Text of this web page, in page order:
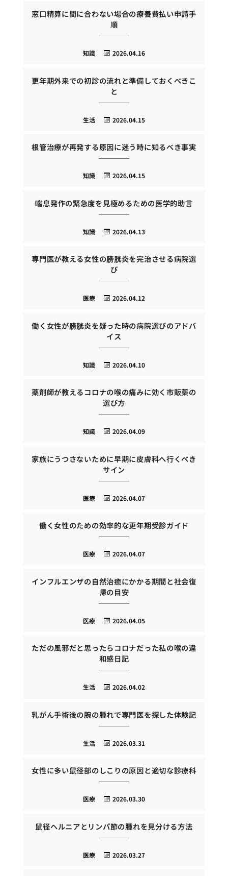
窓口精算に間に合わない場合の療養費払い申請手
順
2026.04.16
知識
更年期外来での初診の流れと準備しておくべきこ
と
2026.04.15
生活
根管治療が再発する原因に迷う時に知るべき事実
2026.04.15
知識
喘息発作の緊急度を見極めるための医学的助言
2026.04.13
知識
専門医が教える女性の膀胱炎を完治させる病院選
び
2026.04.12
医療
働く女性が膀胱炎を疑った時の病院選びのアドバ
イス
2026.04.10
知識
薬剤師が教えるコロナの喉の痛みに効く市販薬の
選び方
2026.04.09
知識
家族にうつさないために早期に皮膚科へ行くべき
サイン
2026.04.07
医療
働く女性のための効率的な更年期受診ガイド
2026.04.07
医療
インフルエンザの自然治癒にかかる期間と社会復
帰の目安
2026.04.05
医療
ただの風邪だと思ったらコロナだった私の喉の違
和感日記
2026.04.02
生活
乳がん手術後の腕の腫れで専門医を探した体験記
2026.03.31
生活
女性に多い鼠径部のしこりの原因と適切な診療科
2026.03.30
医療
鼠径ヘルニアとリンパ節の腫れを見分ける方法
2026.03.27
医療